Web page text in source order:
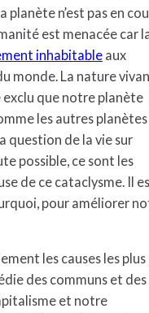
n’est pas en
est menacée car
inhabitable aux
monde. La nature
exclu que notre planète
les autres
question de la vie sur
possible, ce sont les
de ce cataclysme. Il
pour améliorer
les causes les plus
des communs et des
et notre